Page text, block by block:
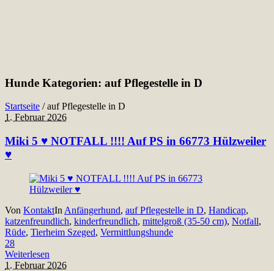
Hunde Kategorien: auf Pflegestelle in D
Startseite /auf Pflegestelle in D
1. Februar 2026
Miki 5 ♥ NOTFALL !!!! Auf PS in 66773 Hülzweiler
♥
Von KontaktIn Anfängerhund, auf Pflegestelle in D, Handicap,
katzenfreundlich, kinderfreundlich, mittelgroß (35-50 cm), Notfall,
Rüde, Tierheim Szeged, Vermittlungshunde
28
Weiterlesen
1. Februar 2026